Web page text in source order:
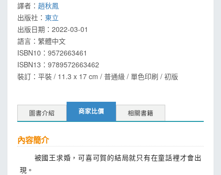
譯者： 趙秋鳳
出版社： 東立
出版日期： 2022-03-01
語言： 繁體中文
ISBN10：9572663461
ISBN13： 9789572663462
裝訂：平裝 / 11.3 x 17 cm / 普通級 / 單色印刷 / 初版
圖書介紹 商家比價 相關書籍
內容簡介
被國王求婚，可喜可賀的結局就只有在童話裡才會出
現。